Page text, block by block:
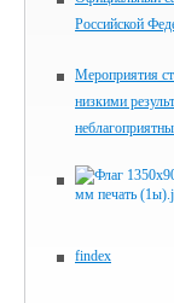
Российской
Мероприятия
низкими
findex